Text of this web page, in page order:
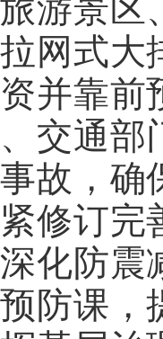
网式
并靠
交通
故，
修订完
化防
防课